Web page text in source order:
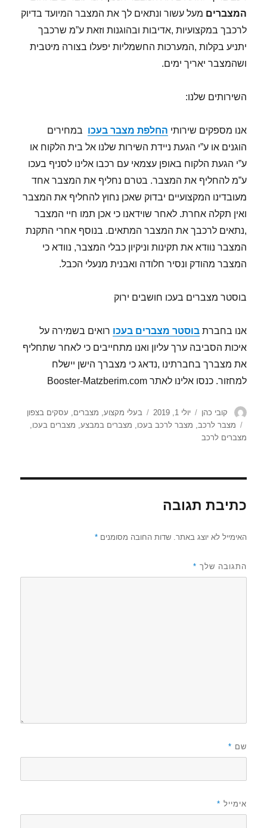
המצברים מעל עשור ונתאים לך את המצבר המיועד בדיוק
לרכבך במקצועיות ,אדיבות ובהוגנות וזאת ע”מ שרכבך
יתניע בקלות ,המערכות החשמליות יפעלו בצורה מיטבית
ושהמצבר יאריך ימים.
השירותים שלנו:
אנו מספקים שירותי החלפת מצבר בעכו במחירים
הוגנים או ע”י הגעת ניידת השירות שלנו אל בית הלקוח או
ע”י הגעת הלקוח באופן עצמאי עם רכבו אלינו לסניף בעכו
ע”מ להחליף את המצבר. בטרם נחליף את המצבר אחד
מעובדינו המקצועיים יבדוק שאכן נחוץ להחליף את המצבר
ואין תקלה אחרת. לאחר שוידאנו כי אכן תמו חיי המצבר
,נתאים לרכבך את המצבר המתאים. בנוסף אחרי התקנת
המצבר נוודא את תקינות וניקיון כבלי המצבר, נוודא כי
המצבר מהודק ונסיר חלודה ואבנית מנעלי הכבל.
בוסטר מצברים בעכו חושבים ירוק
אנו בחברתבוסטר מצברים בעכו רואים בשמירה על
איכות הסביבה ערך עליון ואנו מתחייבים כי לאחר שתחליף
את מצברך בחברתינו ,נדאג כי מצברך הישן יישלח
למחזור. כנסו אלינו לאתר Booster-Matzberim.com
מחבר
קובי כהן
פורסם
בתאריך
יולי 1, 2019 קטגוריות
בעלי מקצוע, מצברים, עסקים בצפון
תגיות
מצבר לרכב, מצבר לרכב בעכו, מצברים במבצע, מצברים בעכו,
מצברים לרכב
כתיבת תגובה
האימייל לא יוצג באתר. שדות החובה מסומנים*
התגובה שלך *
שם *
אימייל *